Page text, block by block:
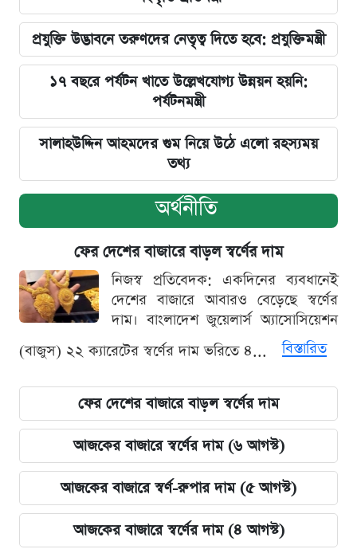
প্রযুক্তি উদ্ভাবনে তরুণদের নেতৃত্ব দিতে হবে: প্রযুক্তিমন্ত্রী
১৭ বছরে পর্যটন খাতে উল্লেখযোগ্য উন্নয়ন হয়নি:
পর্যটনমন্ত্রী
সালাহউদ্দিন আহমদের গুম নিয়ে উঠে এলো রহস্যময়
তথ্য
অর্থনীতি
ফের দেশের বাজারে বাড়ল স্বর্ণের দাম
নিজস্ব প্রতিবেদক: একদিনের ব্যবধানেই
দেশের বাজারে আবারও বেড়েছে স্বর্ণের
দাম। বাংলাদেশ জুয়েলার্স অ্যাসোসিয়েশন
(বাজুস) ২২ ক্যারেটের স্বর্ণের দাম ভরিতে ৪...
বিস্তারিত
ফের দেশের বাজারে বাড়ল স্বর্ণের দাম
আজকের বাজারে স্বর্ণের দাম (৬ আগস্ট)
আজকের বাজারে স্বর্ণ-রুপার দাম (৫ আগস্ট)
আজকের বাজারে স্বর্ণের দাম (৪ আগস্ট)